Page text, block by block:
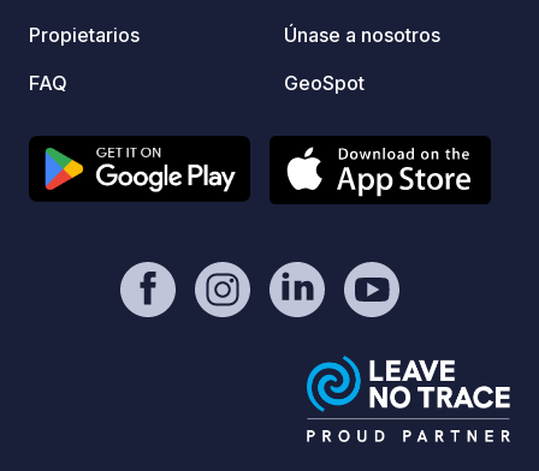
Propietarios
FAQ
Únase a nosotros
GeoSpot